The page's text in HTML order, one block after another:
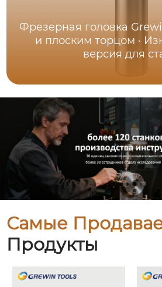
Фрезерная головка
и плоским торцом ·
версия для
Самые
Продукты